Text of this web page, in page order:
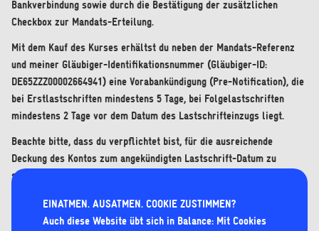
Bankverbindung sowie durch die Bestätigung der zusätzlichen
Checkbox zur Mandats-Erteilung.
Mit dem Kauf des Kurses erhältst du neben der Mandats-Referenz
und meiner Gläubiger-Identifikationsnummer (Gläubiger-ID:
DE65ZZZ00002664941) eine Vorabankündigung (Pre-Notification), die
bei Erstlastschriften mindestens 5 Tage, bei Folgelastschriften
mindestens 2 Tage vor dem Datum des Lastschrifteinzugs liegt.
Beachte bitte, dass du verpflichtet bist, für die ausreichende
Deckung des Kontos zum angekündigten Lastschrift-Datum zu
sorgen. Bitte beachte, dass bei einer fehlenden Deckung deines
Rücklastschriftgebühr deiner Bank von ca. 3,50 € wird dann
zusätzlich im nächsten Abbuchungsversuch mit abgebucht.
EINATMEN. AUSATMEN. COOKIE ZUSTIMMEN?
Auch diese Website übt sich in Balance: Mit Cookies